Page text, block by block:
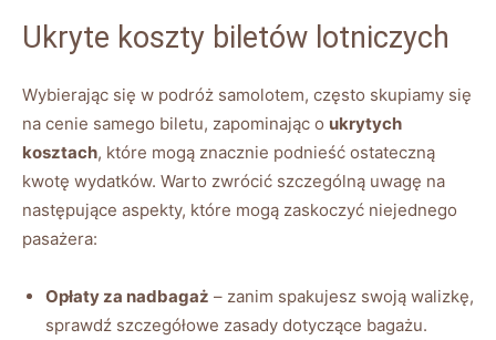
Ukryte koszty biletów lotniczych
Wybierając się w podróż samolotem, często skupiamy się
na cenie samego biletu, zapominając o ukrytych
kosztach, które mogą znacznie podnieść ostateczną
kwotę wydatków. Warto zwrócić szczególną uwagę na
następujące aspekty, które mogą zaskoczyć niejednego
pasażera:
Opłaty za nadbagaż – zanim spakujesz swoją walizkę,
sprawdź szczegółowe zasady dotyczące bagażu.